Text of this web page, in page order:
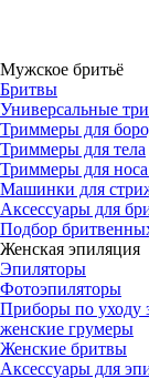
Мужское бритьё
Бритвы
Универсальные
Триммеры для
Триммеры для тела
Триммеры для
Машинки для
Аксессуары для
Подбор
Женская эпиляция
Эпиляторы
Фотоэпиляторы
Приборы по уходу
женские грумеры
Женские бритвы
Аксессуары для